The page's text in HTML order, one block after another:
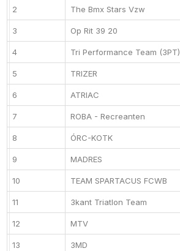
2 The Bmx Stars Vzw
3 Op Rit 39 20
4 Tri Performance Team (3PT)
5 TRIZER
6 ATRIAC
7 ROBA - Recreanten
8 ÓRC-KOTK
9 MADRES
10 TEAM SPARTACUS FCWB
11 3kant Triatlon Team
12 MTV
13 3MD